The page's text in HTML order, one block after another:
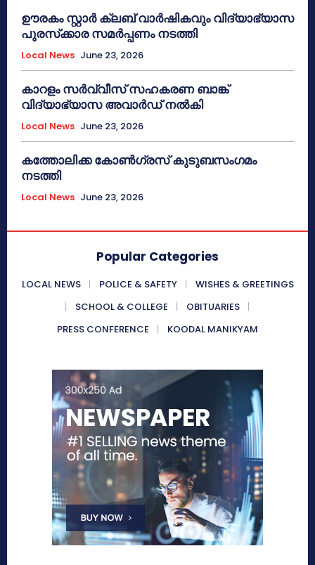
ഊരകം സ്റ്റാർ ക്ലബ് വാർഷികവും വിദ്യാഭ്യാസ
പുരസ്‌ക്കാര സമർപ്പണം നടത്തി
Local News June 23, 2026
കാറളം സർവ്വീസ് സഹകരണ ബാങ്ക്
വിദ്യാഭ്യാസ അവാർഡ് നൽകി
Local News June 23, 2026
കത്തോലിക്ക കോൺഗ്രസ് കുടുബസംഗമം
നടത്തി
Local News June 23, 2026
Popular Categories
LOCAL NEWS POLICE & SAFETY
WISHES & GREETINGS
SCHOOL & COLLEGE
OBITUARIES
PRESS CONFERENCE
KOODAL MANIKYAM